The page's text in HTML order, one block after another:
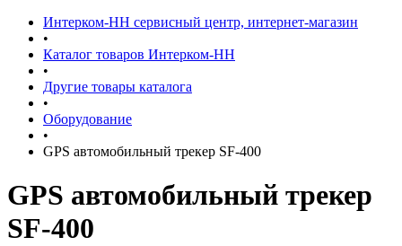
Интерком-НН сервисный центр, интернет-магазин
•
Каталог товаров Интерком-НН
•
Другие товары каталога
•
Оборудование
•
GPS автомобильный трекер SF-400
GPS автомобильный трекер
SF-400